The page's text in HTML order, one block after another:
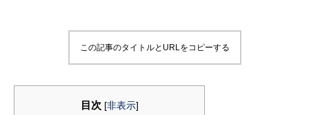
この記事のタイトルとURLをコピーする
目次 [非表示]